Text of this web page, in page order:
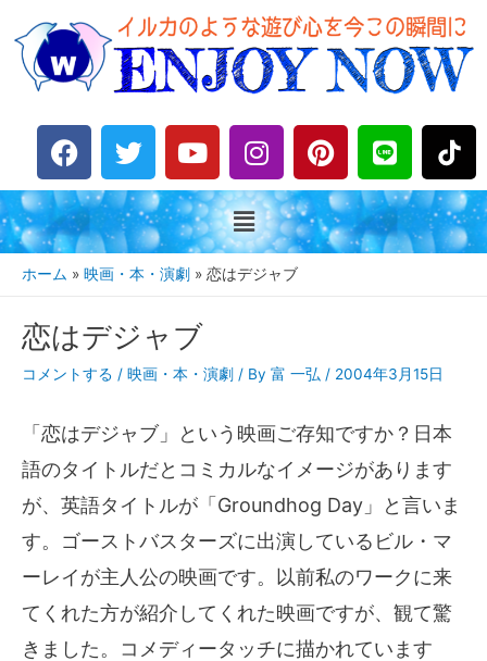
F
a
c
e
b
o
k
T
w
i
t
t
e
Y
o
u
t
u
b
I
n
s
t
a
g
P
i
n
t
e
L
i
n
e
ホーム 映画・本・演劇 恋はデジャブ
恋はデジャブ
コメントする / 映画・本・演劇 / By 富 一弘 / 2004年3月15日
「恋はデジャブ」という映画ご存知ですか？日本
語のタイトルだとコミカルなイメージがあります
が、英語タイトルが「Groundhog Day」と言いま
す。ゴーストバスターズに出演しているビル・マ
ーレイが主人公の映画です。以前私のワークに来
てくれた方が紹介してくれた映画ですが、観て驚
きました。コメディータッチに描かれています